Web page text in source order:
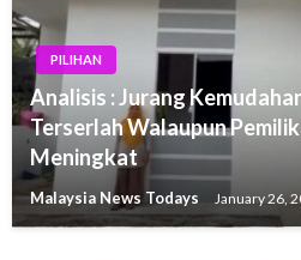
PILIHAN
Analisis : Jurang
Terserlah Walaupun
Meningkat
Malaysia News Todays January 26,